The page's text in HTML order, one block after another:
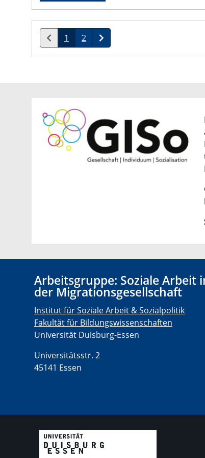
1 2
Arbeitsgruppe: Soziale Arbeit
der Migrationsgesellschaft
Institut für Soziale Arbeit & Sozialpolitik
Fakultät für Bildungswissenschaften
Universität Duisburg-Essen
Universitätsstr. 2
45141 Essen